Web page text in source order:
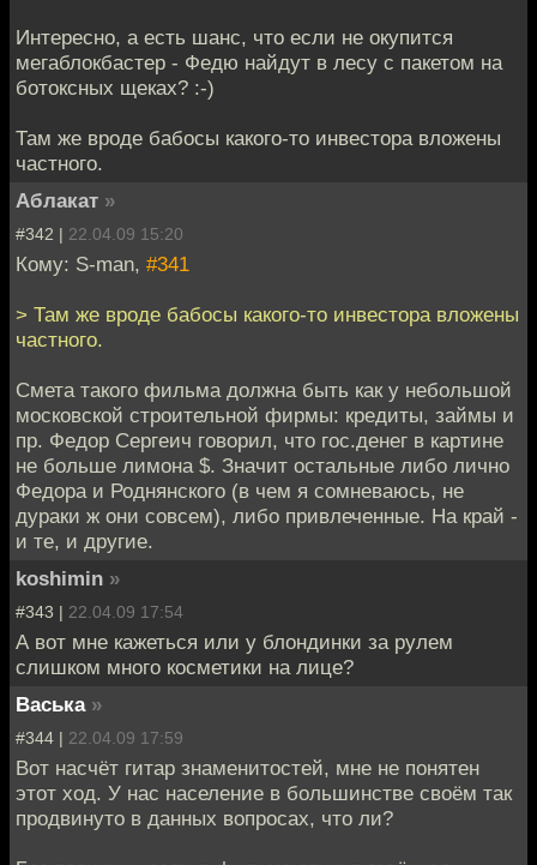
Интересно, а есть шанс, что если не окупится
мегаблокбастер - Федю найдут в лесу с пакетом на
ботоксных щеках? :-)
Там же вроде бабосы какого-то инвестора вложены
частного.
Аблакат »
#342 | 22.04.09 15:20
Кому: S-man, #341
> Там же вроде бабосы какого-то инвестора вложены
частного.
Смета такого фильма должна быть как у небольшой
московской строительной фирмы: кредиты, займы и
пр. Федор Сергеич говорил, что гос.денег в картине
не больше лимона $. Значит остальные либо лично
Федора и Роднянского (в чем я сомневаюсь, не
дураки ж они совсем), либо привлеченные. На край -
и те, и другие.
koshimin »
#343 | 22.04.09 17:54
А вот мне кажеться или у блондинки за рулем
слишком много косметики на лице?
Васька »
#344 | 22.04.09 17:59
Вот насчёт гитар знаменитостей, мне не понятен
этот ход. У нас население в большинстве своём так
продвинуто в данных вопросах, что ли?